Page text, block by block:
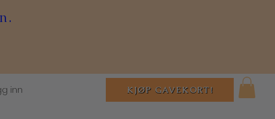
inn KJØP GAVEKORT!